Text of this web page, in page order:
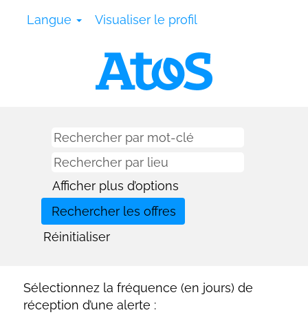
Langue Visualiser le profil
Afficher plus d’options
Réinitialiser
Sélectionnez la fréquence (en jours) de
réception d’une alerte :